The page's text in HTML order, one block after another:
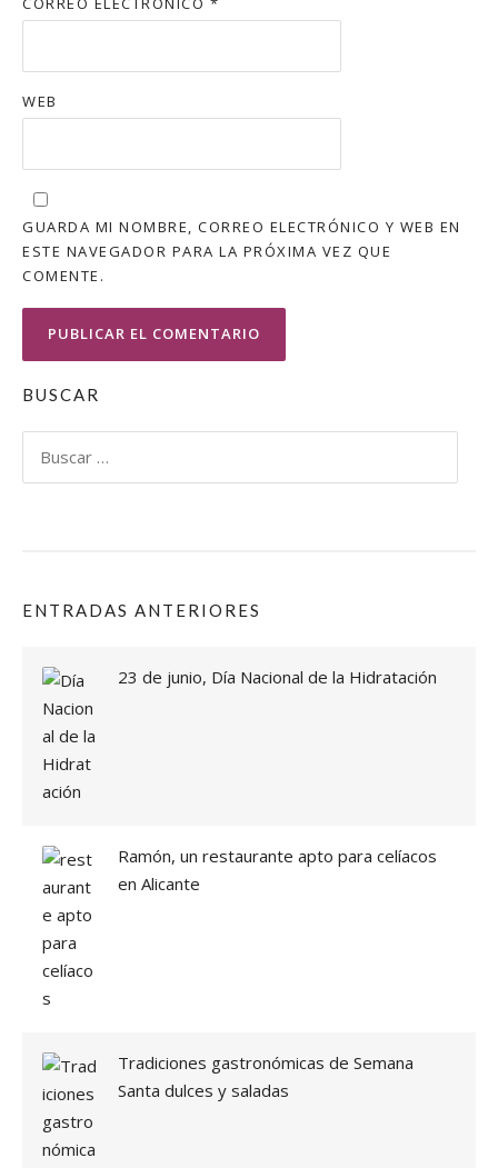
WEB
GUARDA MI NOMBRE, CORREO ELECTRÓNICO Y WEB EN
ESTE NAVEGADOR PARA LA PRÓXIMA VEZ QUE
COMENTE.
BUSCAR
ENTRADAS ANTERIORES
23 de junio, Día Nacional de la Hidratación
Ramón, un restaurante apto para celíacos
en Alicante
Tradiciones gastronómicas de Semana
Santa dulces y saladas